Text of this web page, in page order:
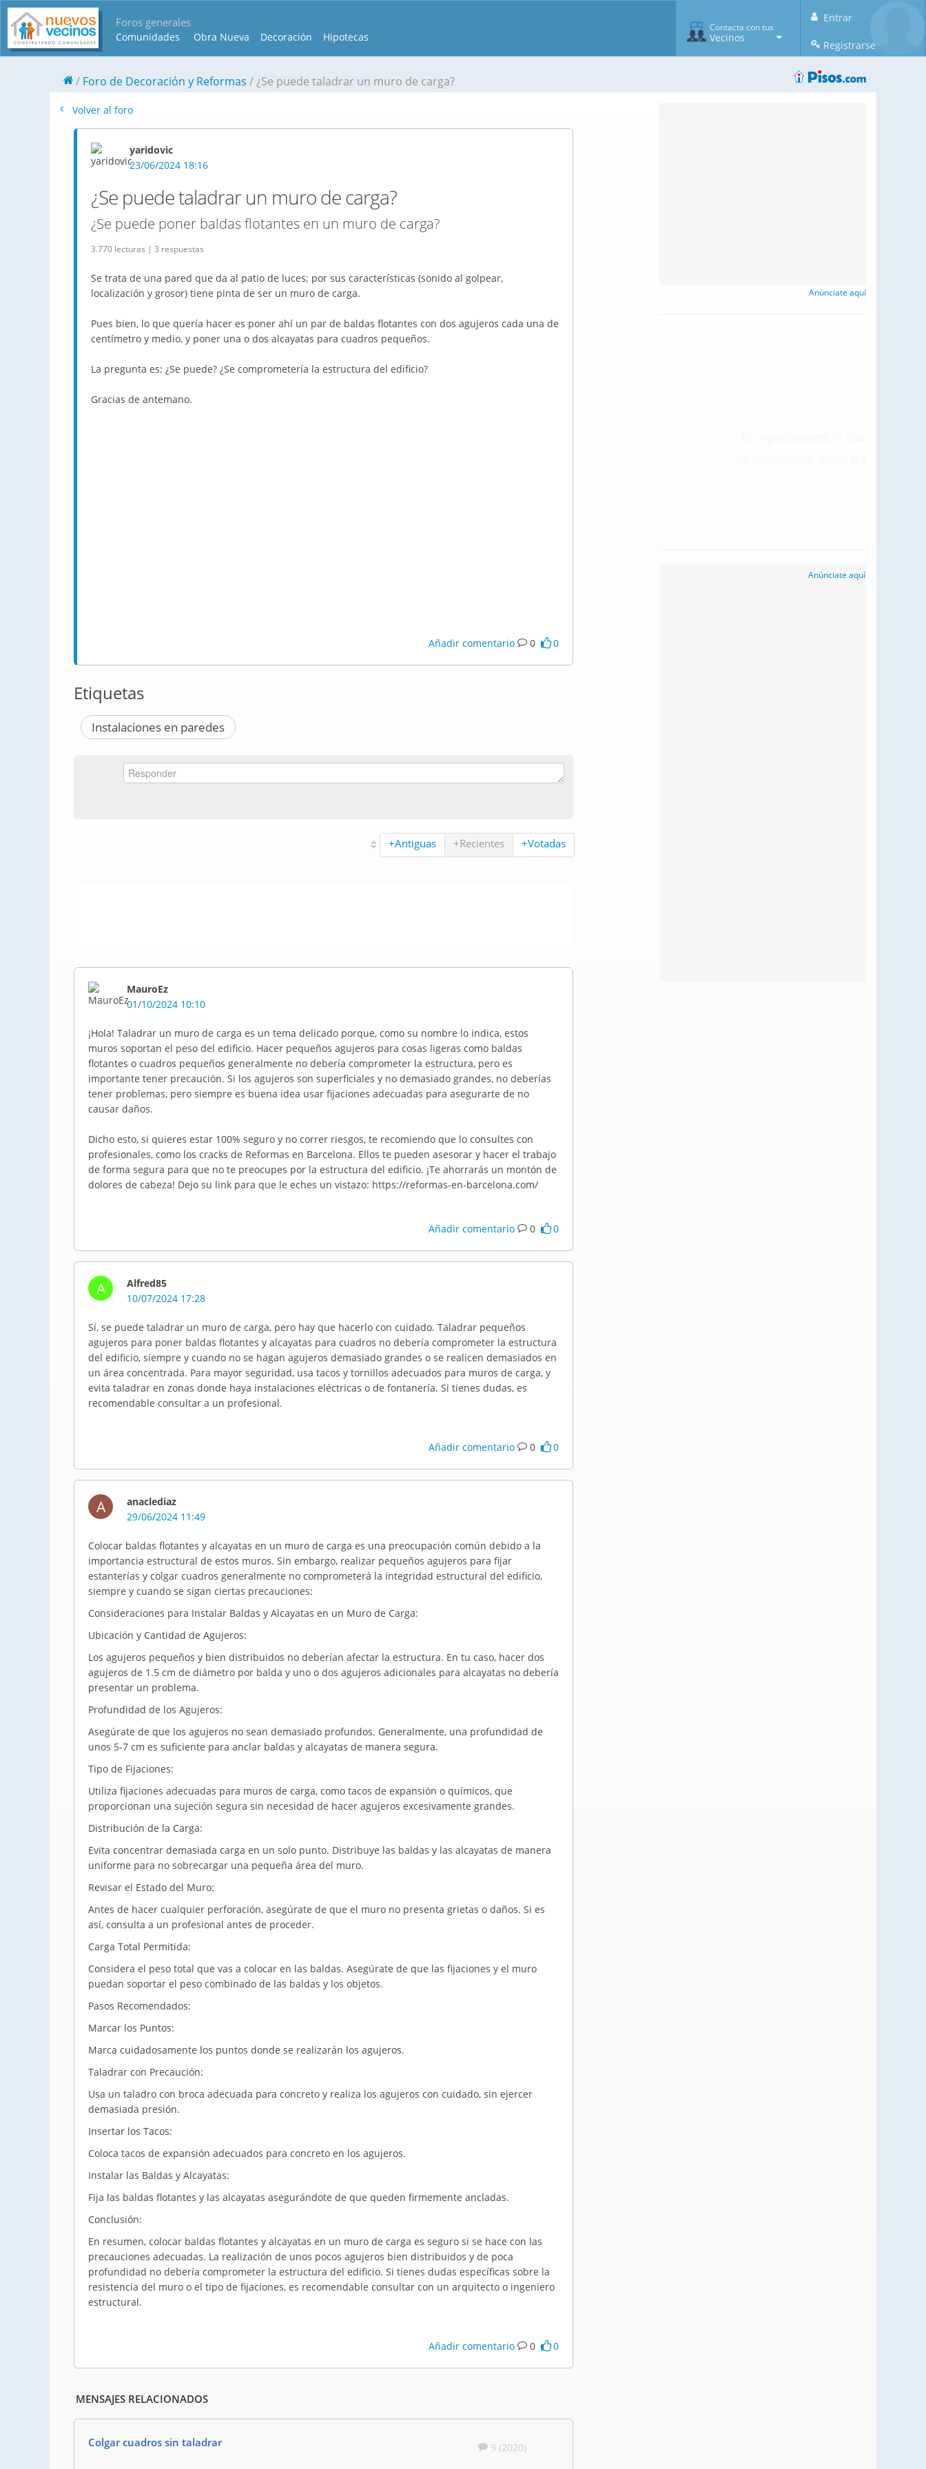
Foros generales
Comunidades Obra Nueva Decoración Hipotecas
Entrar
Registrarse
Contacta con tus
Vecinos
Foro de Decoración y Reformas ¿Se puede taladrar un muro de carga?
Volver al foro
yaridovic
23/06/2024 18:16
¿Se puede taladrar un muro de carga?
¿Se puede poner baldas flotantes en un muro de carga?
3.770 lecturas | 3 respuestas
Se trata de una pared que da al patio de luces; por sus características (sonido al golpear,
localización y grosor) tiene pinta de ser un muro de carga.
Pues bien, lo que quería hacer es poner ahí un par de baldas flotantes con dos agujeros cada una de
centímetro y medio, y poner una o dos alcayatas para cuadros pequeños.
La pregunta es: ¿Se puede? ¿Se comprometería la estructura del edificio?
Gracias de antemano.
Añadir comentario 0 0
Etiquetas
Instalaciones en paredes
+Antiguas +Recientes +Votadas
MauroEz
01/10/2024 10:10
¡Hola! Taladrar un muro de carga es un tema delicado porque, como su nombre lo indica, estos
muros soportan el peso del edificio. Hacer pequeños agujeros para cosas ligeras como baldas
flotantes o cuadros pequeños generalmente no debería comprometer la estructura, pero es
importante tener precaución. Si los agujeros son superficiales y no demasiado grandes, no deberías
tener problemas, pero siempre es buena idea usar fijaciones adecuadas para asegurarte de no
causar daños.
Dicho esto, si quieres estar 100% seguro y no correr riesgos, te recomiendo que lo consultes con
profesionales, como los cracks de Reformas en Barcelona. Ellos te pueden asesorar y hacer el trabajo
de forma segura para que no te preocupes por la estructura del edificio. ¡Te ahorrarás un montón de
dolores de cabeza! Dejo su link para que le eches un vistazo: https://reformas-en-barcelona.com/
Añadir comentario 0 0
A
Alfred85
10/07/2024 17:28
Sí, se puede taladrar un muro de carga, pero hay que hacerlo con cuidado. Taladrar pequeños
agujeros para poner baldas flotantes y alcayatas para cuadros no debería comprometer la estructura
del edificio, siempre y cuando no se hagan agujeros demasiado grandes o se realicen demasiados en
un área concentrada. Para mayor seguridad, usa tacos y tornillos adecuados para muros de carga, y
evita taladrar en zonas donde haya instalaciones eléctricas o de fontanería. Si tienes dudas, es
recomendable consultar a un profesional.
Añadir comentario 0 0
A
anaclediaz
29/06/2024 11:49
Colocar baldas flotantes y alcayatas en un muro de carga es una preocupación común debido a la
importancia estructural de estos muros. Sin embargo, realizar pequeños agujeros para fijar
estanterías y colgar cuadros generalmente no comprometerá la integridad estructural del edificio,
siempre y cuando se sigan ciertas precauciones:
Consideraciones para Instalar Baldas y Alcayatas en un Muro de Carga:
Ubicación y Cantidad de Agujeros:
Los agujeros pequeños y bien distribuidos no deberían afectar la estructura. En tu caso, hacer dos
agujeros de 1.5 cm de diámetro por balda y uno o dos agujeros adicionales para alcayatas no debería
presentar un problema.
Profundidad de los Agujeros:
Asegúrate de que los agujeros no sean demasiado profundos. Generalmente, una profundidad de
unos 5-7 cm es suficiente para anclar baldas y alcayatas de manera segura.
Tipo de Fijaciones:
Utiliza fijaciones adecuadas para muros de carga, como tacos de expansión o químicos, que
proporcionan una sujeción segura sin necesidad de hacer agujeros excesivamente grandes.
Distribución de la Carga:
Evita concentrar demasiada carga en un solo punto. Distribuye las baldas y las alcayatas de manera
uniforme para no sobrecargar una pequeña área del muro.
Revisar el Estado del Muro:
Antes de hacer cualquier perforación, asegúrate de que el muro no presenta grietas o daños. Si es
así, consulta a un profesional antes de proceder.
Carga Total Permitida:
Considera el peso total que vas a colocar en las baldas. Asegúrate de que las fijaciones y el muro
puedan soportar el peso combinado de las baldas y los objetos.
Pasos Recomendados:
Marcar los Puntos:
Marca cuidadosamente los puntos donde se realizarán los agujeros.
Taladrar con Precaución:
Usa un taladro con broca adecuada para concreto y realiza los agujeros con cuidado, sin ejercer
demasiada presión.
Insertar los Tacos:
Coloca tacos de expansión adecuados para concreto en los agujeros.
Instalar las Baldas y Alcayatas:
Fija las baldas flotantes y las alcayatas asegurándote de que queden firmemente ancladas.
Conclusión:
En resumen, colocar baldas flotantes y alcayatas en un muro de carga es seguro si se hace con las
precauciones adecuadas. La realización de unos pocos agujeros bien distribuidos y de poca
profundidad no debería comprometer la estructura del edificio. Si tienes dudas específicas sobre la
resistencia del muro o el tipo de fijaciones, es recomendable consultar con un arquitecto o ingeniero
estructural.
Añadir comentario 0 0
MENSAJES RELACIONADOS
Colgar cuadros sin taladrar 9 (2020)
Anúnciate aquí
Anúnciate aquí